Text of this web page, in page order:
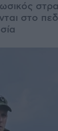
στο